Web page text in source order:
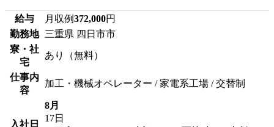
給与 月収例372,000円
勤務地 三重県 四日市市
寮・社
宅
あり（無料）
仕事内
容
加工・機械オペレーター / 家電系工場 / 交替制
入社日
8月
17日